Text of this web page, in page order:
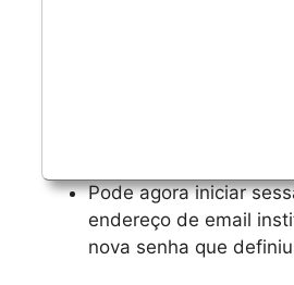
Pode agora iniciar
endereço de email
nova senha que